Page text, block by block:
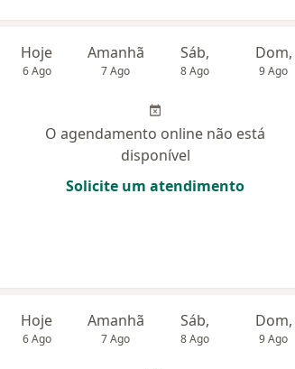
Hoje
6 Ago
Amanhã
7 Ago
Sáb,
8 Ago
Dom,
9 Ago
O agendamento online não está
disponível
Solicite um atendimento
Hoje
6 Ago
Amanhã
7 Ago
Sáb,
8 Ago
Dom,
9 Ago